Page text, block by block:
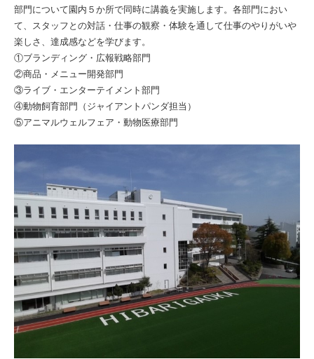
部門について園内５か所で同時に講義を実施します。各部門におい
て、スタッフとの対話・仕事の観察・体験を通して仕事のやりがいや
楽しさ、達成感などを学びます。
①ブランディング・広報戦略部門
②商品・メニュー開発部門
③ライブ・エンターテイメント部門
④動物飼育部門（ジャイアントパンダ担当）
⑤アニマルウェルフェア・動物医療部門